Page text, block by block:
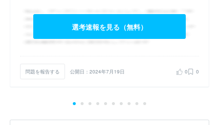
選考速報を見る（無料）
問題を報告する 公開日：2024年7月19日 0 0